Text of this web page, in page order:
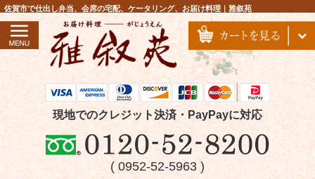
コ
ン
ツ
へ
ス
キ
プ
佐賀市で仕出し弁当、会席の宅配、ケータリング、お届け料理｜雅叙苑
現地でのクレジット決済・PayPayに対応
( 0952-52-5963 )